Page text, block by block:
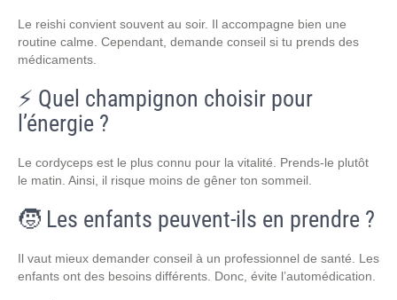
Le reishi convient souvent au soir. Il accompagne bien une
routine calme. Cependant, demande conseil si tu prends des
médicaments.
⚡ Quel champignon choisir pour
l’énergie ?
Le cordyceps est le plus connu pour la vitalité. Prends-le plutôt
le matin. Ainsi, il risque moins de gêner ton sommeil.
🧒 Les enfants peuvent-ils en prendre ?
Il vaut mieux demander conseil à un professionnel de santé. Les
enfants ont des besoins différents. Donc, évite l’automédication.